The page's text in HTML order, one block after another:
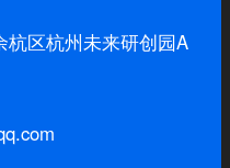
杭区杭州未来研创园A